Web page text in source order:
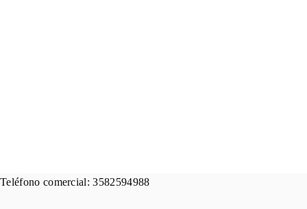
Teléfono comercial: 3582594988